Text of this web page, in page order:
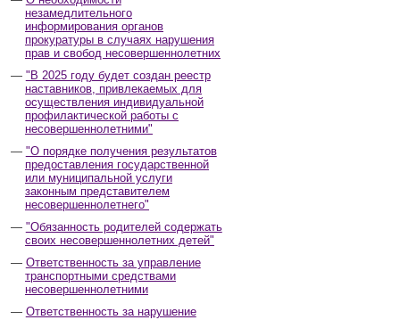
незамедлительного
информирования органов
прокуратуры в случаях нарушения
прав и свобод несовершеннолетних
"В 2025 году будет создан реестр
наставников, привлекаемых для
осуществления индивидуальной
профилактической работы с
несовершеннолетними"
"О порядке получения результатов
предоставления государственной
или муниципальной услуги
законным представителем
несовершеннолетнего"
"Обязанность родителей содержать
своих несовершеннолетних детей"
Ответственность за управление
транспортными средствами
несовершеннолетними
Ответственность за нарушение